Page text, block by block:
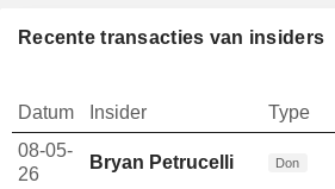
Recente transacties van insiders
Datum Insider Type
08-05-
26
Bryan Petrucelli Don